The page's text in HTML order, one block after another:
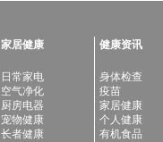
家居健康
日常家电
空气净化
厨房电器
宠物健康
长者健康
健康资讯
身体检查
疫苗
家居健康
个人健康
有机食品